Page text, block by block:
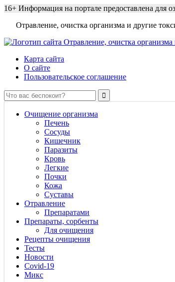
16+ Информация на портале предоставлена для
Отравление, очистка организма и другие
Карта сайта
О сайте
Пользовательское соглашение
Очищение организма
Печень
Сосуды
Кишечник
Паразиты
Кровь
Легкие
Почки
Кожа
Суставы
Отравление
Препаратами
Препараты, сорбенты
Для очищения
Рецепты очищения
Тесты
Новости
Covid-19
Микс